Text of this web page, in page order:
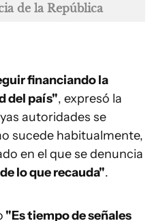
de la República
financiando la
del país", expresó la
autoridades se
sucede habitualmente,
en el que se denuncia
lo que recauda".
"Es tiempo de señales